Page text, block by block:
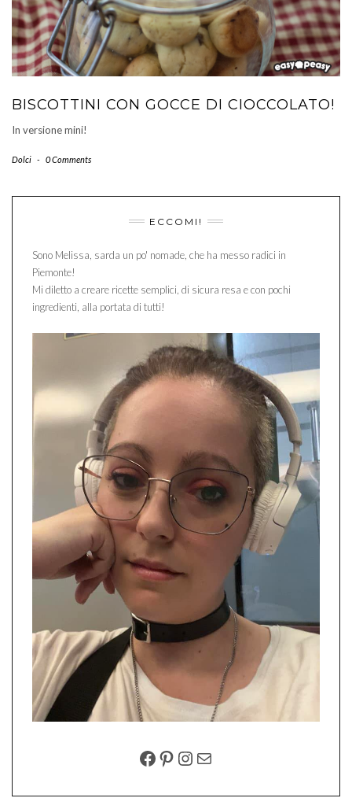
BISCOTTINI CON GOCCE DI CIOCCOLATO!
In versione mini!
Dolci - 0 Comments
ECCOMI!
Sono Melissa, sarda un po' nomade, che ha messo radici in
Piemonte!
Mi diletto a creare ricette semplici, di sicura resa e con pochi
ingredienti, alla portata di tutti!
FACEBOOK
PINTEREST
INSTAGRAM
EMAIL